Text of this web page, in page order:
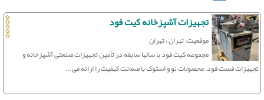
تجهیزات آشپزخانه کیت فود
موقعیت: تهران ، تهران
مجموعه کیت فود با سالها سابقه در تأمین تجهیزات صنعتی آشپزخانه و
تجهیزات فست فود، محصولات نو و استوک با ضمانت کیفیت را ارائه می‌ ...